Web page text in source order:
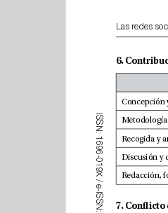
I
S
S
N
:
1
6
9
6
-
0
1
9
X
/
e
-
I
S
S
N
:
Metodología